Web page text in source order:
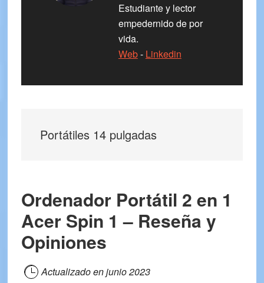
Estudiante y lector
empedernido de por
vida.
Web- Linkedin
Portátiles 14 pulgadas
Ordenador Portátil 2 en 1
Acer Spin 1 – Reseña y
Opiniones
Actualizado enjunio 2023